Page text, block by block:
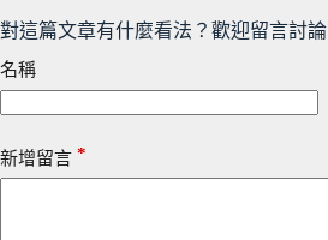
對這篇文章有什麼看法？歡迎留言討論
名稱
新增留言 *